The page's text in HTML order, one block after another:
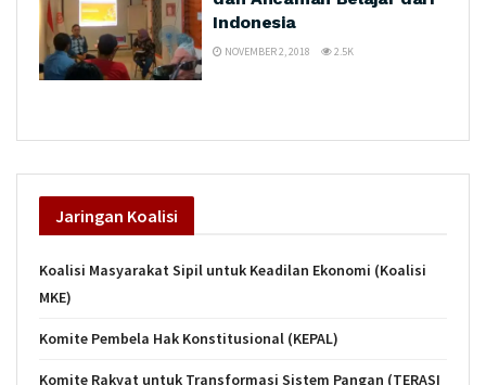
Indonesia
NOVEMBER 2, 2018 2.5K
Jaringan Koalisi
Koalisi Masyarakat Sipil untuk Keadilan Ekonomi (Koalisi
MKE)
Komite Pembela Hak Konstitusional (KEPAL)
Komite Rakyat untuk Transformasi Sistem Pangan (TERASI